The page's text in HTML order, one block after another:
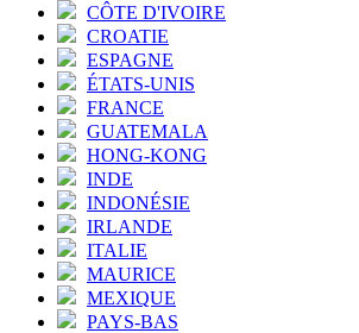
CÔTE D'IVOIRE
CROATIE
ESPAGNE
ÉTATS-UNIS
FRANCE
GUATEMALA
HONG-KONG
INDE
INDONÉSIE
IRLANDE
ITALIE
MAURICE
MEXIQUE
PAYS-BAS